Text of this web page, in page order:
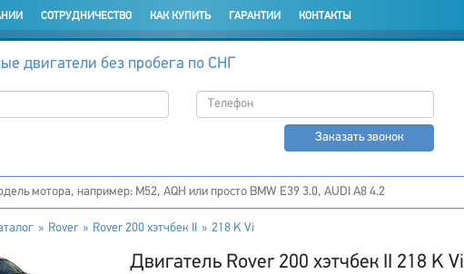
СОТРУДНИЧЕСТВО КАК КУПИТЬ ГАРАНТИИ КОНТАКТЫ
двигатели без пробега по СНГ
Заказать звонок
Rover Rover 200 хэтчбек II 218 K Vi
Двигатель Rover 200 хэтчбек II 218 K Vi